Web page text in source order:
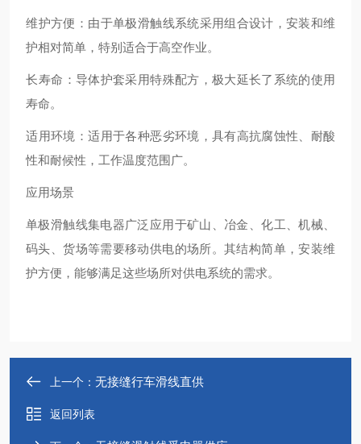
‌维护方便‌：由于单极滑触线系统采用组合设计，安装和维
护相对简单，特别适合于高空作业‌。
‌长寿命‌：导体护套采用特殊配方，极大延长了系统的使用
寿命‌。
‌适用环境‌：适用于各种恶劣环境，具有高抗腐蚀性、耐酸
性和耐候性，工作温度范围广‌。
应用场景
单极滑触线集电器广泛应用于矿山、冶金、化工、机械、
码头、货场等需要移动供电的场所。其结构简单，安装维
护方便，能够满足这些场所对供电系统的需求‌。
上一个： 无接缝行车滑线直供
返回列表